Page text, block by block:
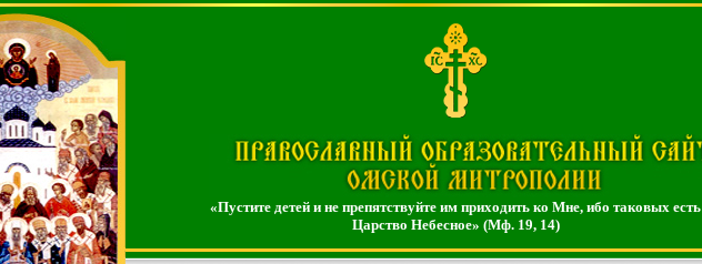
«Пустите детей и не препятствуйте им приходить ко Мне, ибо таковых есть
Царство Небесное» (Мф. 19, 14)